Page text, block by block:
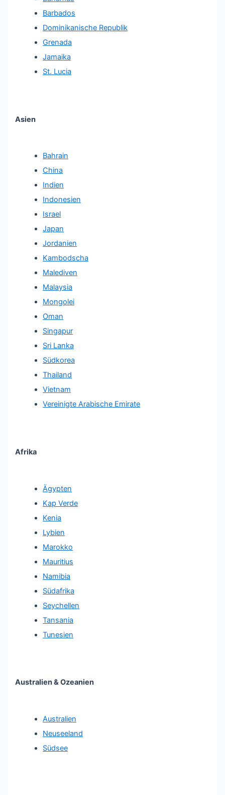
Barbados
Dominikanische Republik
Grenada
Jamaika
St. Lucia
Asien
Bahrain
China
Indien
Indonesien
Israel
Japan
Jordanien
Kambodscha
Malediven
Malaysia
Mongolei
Oman
Singapur
Sri Lanka
Südkorea
Thailand
Vietnam
Vereinigte Arabische Emirate
Afrika
Ägypten
Kap Verde
Kenia
Lybien
Marokko
Mauritius
Namibia
Südafrika
Seychellen
Tansania
Tunesien
Australien & Ozeanien
Australien
Neuseeland
Südsee